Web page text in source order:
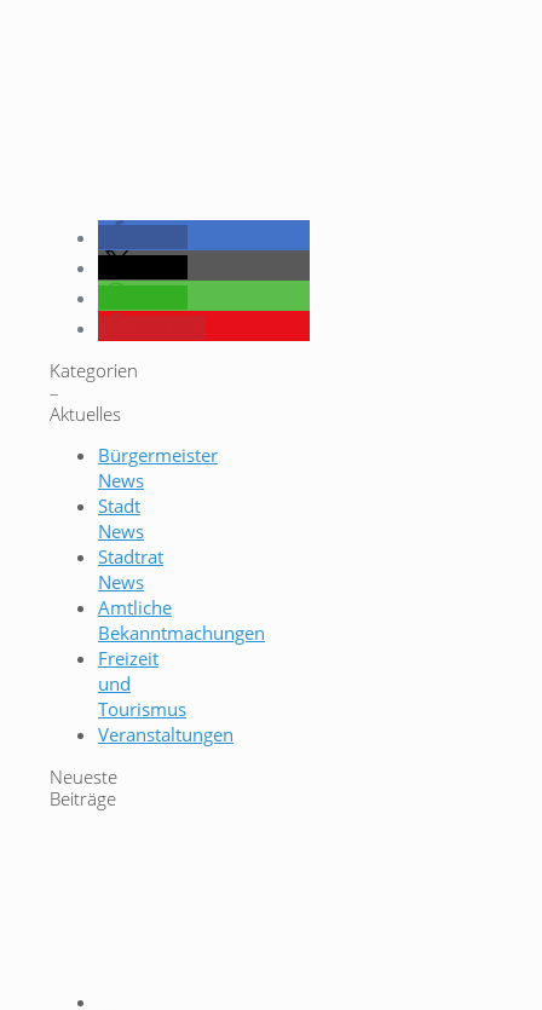
Kategorien
–
Aktuelles
Bürgermeister
News
Stadt
News
Stadtrat
News
Amtliche
Bekanntmachungen
Freizeit
und
Tourismus
Veranstaltungen
Neueste
Beiträge